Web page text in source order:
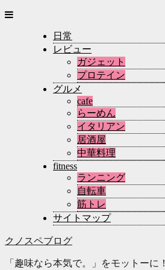
日常
レビュー
ガジェット
プロテイン
グルメ
cafe
らーめん
イタリアン
居酒屋
中華料理
fitness
ランニング
自転車
筋トレ
サイトマップ
クノスペブログ
「趣味なら本気で。」をモットーに！